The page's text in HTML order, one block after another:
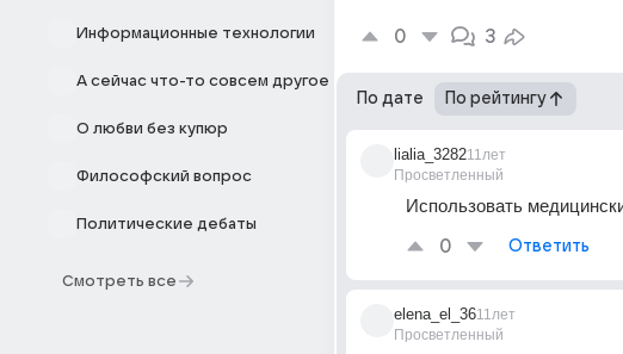
Информационные технологии
А сейчас что-то совсем другое
О любви без купюр
Философский вопрос
Политические дебаты
Смотреть все
0 3
По дате По рейтингу
lialia_3282
Просветленный
11лет
Использовать
0 Ответить
elena_el_36
Просветленный
11лет